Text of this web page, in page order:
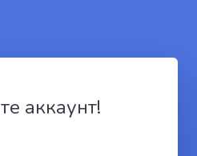
аккаунт!